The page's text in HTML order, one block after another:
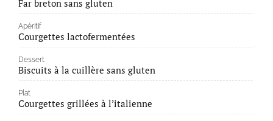
Far breton sans gluten
Apéritif
Courgettes lactofermentées
Dessert
Biscuits à la cuillère sans gluten
Plat
Courgettes grillées à l’italienne